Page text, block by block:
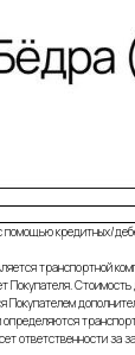
помощью кредитных/
транспортной
Покупателя.
Покупателем
определяются
ответственности за